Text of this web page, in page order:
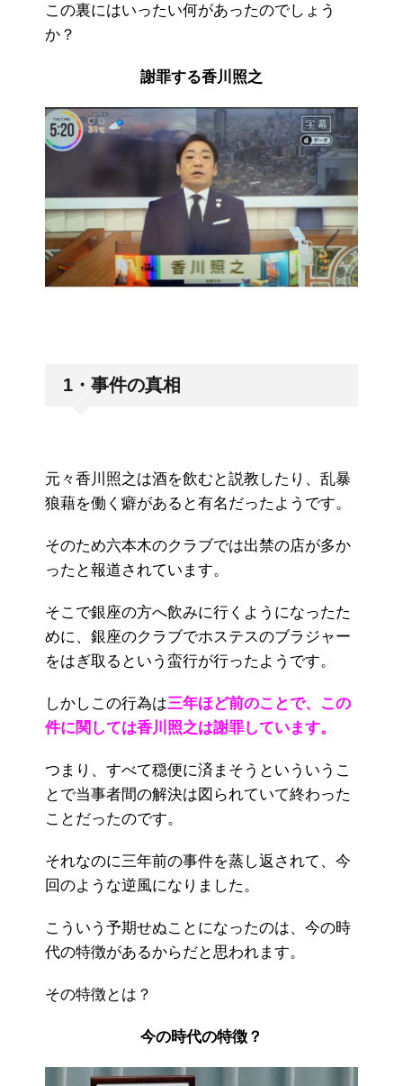
この裏にはいったい何があったのでしょう
か？
謝罪する香川照之
1・事件の真相
元々香川照之は酒を飲むと説教したり、乱暴
狼藉を働く癖があると有名だったようです。
そのため六本木のクラブでは出禁の店が多か
ったと報道されています。
そこで銀座の方へ飲みに行くようになったた
めに、銀座のクラブでホステスのブラジャー
をはぎ取るという蛮行が行ったようです。
しかしこの行為は三年ほど前のことで、この
件に関しては香川照之は謝罪しています。
つまり、すべて穏便に済まそうといういうこ
とで当事者間の解決は図られていて終わった
ことだったのです。
それなのに三年前の事件を蒸し返されて、今
回のような逆風になりました。
こういう予期せぬことになったのは、今の時
代の特徴があるからだと思われます。
その特徴とは？
今の時代の特徴？